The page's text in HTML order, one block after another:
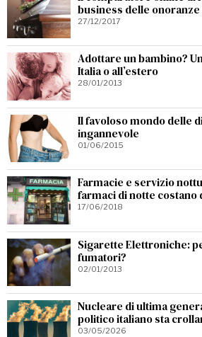
business delle
27/12/2017
Adottare un bambino?
Italia o all’estero
28/01/2013
Il favoloso mondo delle
ingannevole
01/06/2015
Farmacie e servizio
farmaci di notte costano
17/06/2018
Sigarette Elettroniche:
fumatori?
02/01/2013
Nucleare di ultima
politico italiano sta
03/05/2026